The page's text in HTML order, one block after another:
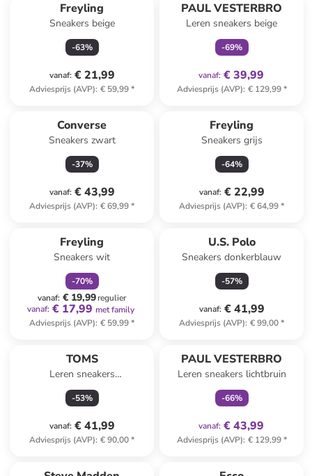
Freyling
Sneakers beige
-63%
vanaf: € 21,99
Adviesprijs (AVP): € 59,99*
PAUL VESTERBRO
Leren sneakers beige
-69%
vanaf: € 39,99
Adviesprijs (AVP): € 129,99*
Converse
Sneakers zwart
-37%
vanaf: € 43,99
Adviesprijs (AVP): € 69,99*
Freyling
Sneakers grijs
-64%
vanaf: € 22,99
Adviesprijs (AVP): € 64,99*
Freyling
Sneakers wit
-70%
vanaf: € 19,99regulier
vanaf: € 17,99 met family
Adviesprijs (AVP): € 59,99*
U.S. Polo
Sneakers donkerblauw
-57%
vanaf: € 41,99
Adviesprijs (AVP): € 99,00*
TOMS
Leren sneakers
crème/lichtroze/groen
-53%
vanaf: € 41,99
Adviesprijs (AVP): € 90,00*
PAUL VESTERBRO
Leren sneakers lichtbruin
-66%
vanaf: € 43,99
Adviesprijs (AVP): € 129,99*